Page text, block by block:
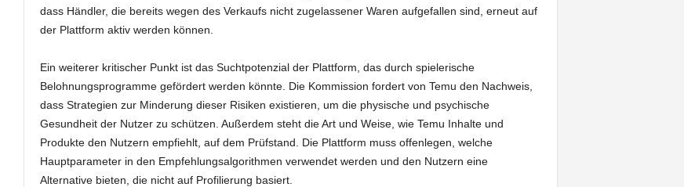
dass Händler, die bereits wegen des Verkaufs nicht zugelassener Waren aufgefallen sind, erneut auf
der Plattform aktiv werden können.
Ein weiterer kritischer Punkt ist das Suchtpotenzial der Plattform, das durch spielerische
Belohnungsprogramme gefördert werden könnte. Die Kommission fordert von Temu den Nachweis,
dass Strategien zur Minderung dieser Risiken existieren, um die physische und psychische
Gesundheit der Nutzer zu schützen. Außerdem steht die Art und Weise, wie Temu Inhalte und
Produkte den Nutzern empfiehlt, auf dem Prüfstand. Die Plattform muss offenlegen, welche
Hauptparameter in den Empfehlungsalgorithmen verwendet werden und den Nutzern eine
Alternative bieten, die nicht auf Profilierung basiert.